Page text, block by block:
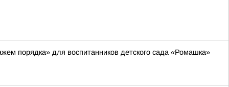
порядка» для воспитанников детского сада «Ромашка»